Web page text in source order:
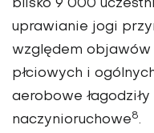
blisko 9 000
uprawianie jogi
względem objawów
płciowych i
aerobowe
naczynioruchowe8.